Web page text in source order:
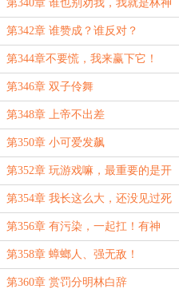
第340章 谁也别劝我，我就是林神
的狗！
第342章 谁赞成？谁反对？
第344章不要慌，我来赢下它！
第346章 双子伶舞
第348章 上帝不出差
第350章 小可爱发飙
第352章 玩游戏嘛，最重要的是开
心！
第354章 我长这么大，还没见过死
人会说话！
第356章 有污染，一起扛！有神
明，一起砍！
第358章 蟑螂人、强无敌！
第360章 赏罚分明林白辞